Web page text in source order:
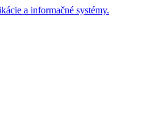
a informačné systémy.